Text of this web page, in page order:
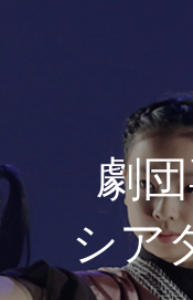
劇
シア